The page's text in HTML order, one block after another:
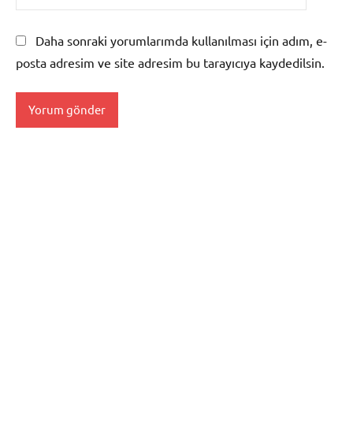
Daha sonraki yorumlarımda kullanılması için adım, e-
posta adresim ve site adresim bu tarayıcıya kaydedilsin.